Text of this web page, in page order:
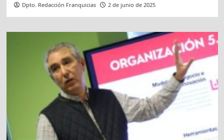
Dpto. Redacción Franquicias 2 de junio de 2025